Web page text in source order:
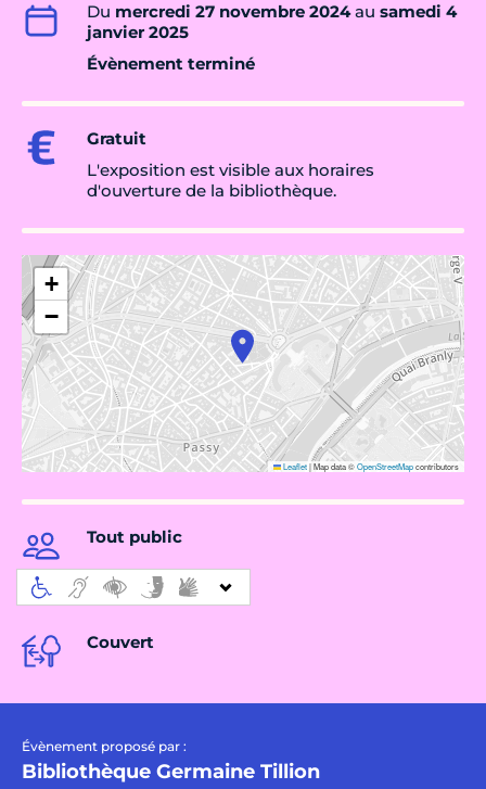
Du mercredi 27 novembre 2024au samedi 4
janvier 2025
Évènement terminé
Gratuit
L'exposition est visible aux horaires
d'ouverture de la bibliothèque.
+
−
Leaflet|Map data ©OpenStreetMapcontributors
Tout public
Couvert
Évènement proposé par :
Bibliothèque Germaine Tillion